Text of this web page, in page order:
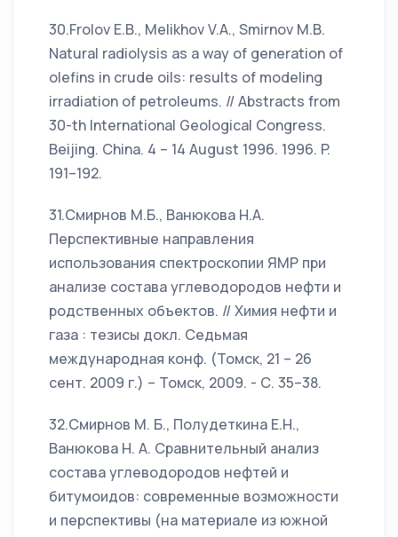
30.Frolov E.B., Melikhov V.A., Smirnov M.B.
Natural radiolysis as a way of generation of
olefins in crude oils: results of modeling
irradiation of petroleums. // Abstracts from
30-th International Geological Congress.
Beijing. China. 4 – 14 August 1996. 1996. P.
191–192.
31.Смирнов М.Б., Ванюкова Н.А.
Перспективные направления
использования спектроскопии ЯМР при
анализе состава углеводородов нефти и
родственных объектов. // Химия нефти и
газа : тезисы докл. Седьмая
международная конф. (Томск, 21 – 26
сент. 2009 г.) – Томск, 2009. - С. 35–38.
32.Смирнов М. Б., Полудеткина Е.Н.,
Ванюкова Н. А. Сравнительный анализ
состава углеводородов нефтей и
битумоидов: современные возможности
и перспективы (на материале из южной